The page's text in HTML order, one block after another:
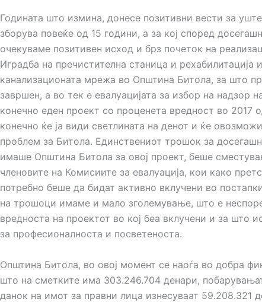
Годината што измина, донесе позитивни вести за
зборува повеќе од 15 години, а за кој според
очекуваме позитивен исход и брз почеток на
Иградба на пречистителна станица и рехабилитација
канализационата мрежа во Општина Битола, за што
завршен, а во тек е евалуацијата за избор на надзор
конечно еден проект со проценета вредност во 2017
конечно ќе ја види светлината на денот и ќе
проблем за Битола. Единствениот трошок за
имаше Општина Битола за овој проект, беше
членовите на Комисиите за евалуација, кои како
потребно беше да бидат активно вклучени во
на трошоци имаме и мало зголемување, што е
вредноста на проектот во кој беа вклучени и за што
за професионалноста и посветеноста.
Општина Битола, во овој момент се наоѓа во добра
што на сметките има 303.246.704 денари,
данок на имот за правни лица изнесуваат 59.208.321